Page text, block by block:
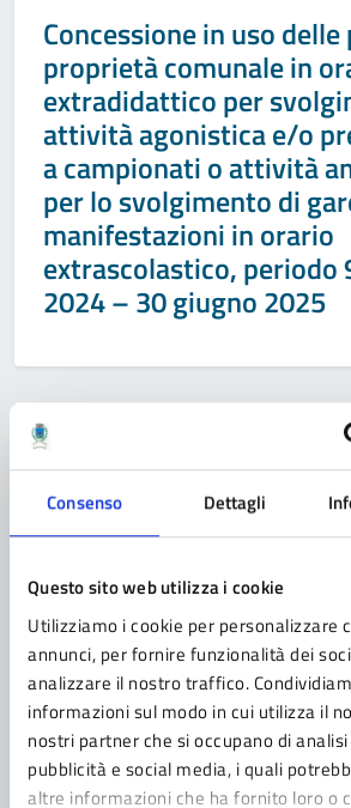
Consenso Dettagli
Questo sito web utilizza i cookie
Utilizziamo i cookie per personalizzare
annunci, per fornire funzionalità dei
analizzare il nostro traffico.
informazioni sul modo in cui utilizza il
nostri partner che si occupano di
pubblicità e social media, i quali
altre informazioni che ha fornito loro o
Concessione in uso
proprietà comunale in
extradidattico per
attività agonistica e/o
a campionati o attività
per lo svolgimento di
manifestazioni in orario
extrascolastico, periodo
2024 – 30 giugno 2025
Categoria:
EVENTO
Flight & Fun 2024: Fiera
internazionale e show
Programma in allegato, più info su
Categoria:
EVENTO04/07/2024
La Notte Verde 2024